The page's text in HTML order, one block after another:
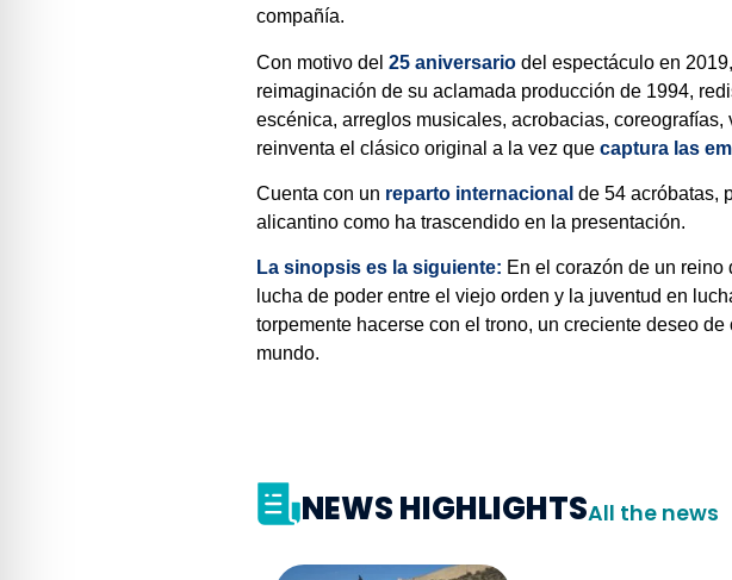
compañía.
Con motivo del25 aniversario del espectáculo en
reimaginación de su aclamada producción de 1994,
escénica, arreglos musicales, acrobacias,
reinventa el clásico original a la vez quecaptura las
Cuenta con un reparto internacional de 54 acróbatas,
alicantino como ha trascendido en la presentación.
La sinopsis es la siguiente: En el corazón de un reino
lucha de poder entre el viejo orden y la juventud en
torpemente hacerse con el trono, un creciente deseo
mundo.
NEWS HIGHLIGHTSAll the news